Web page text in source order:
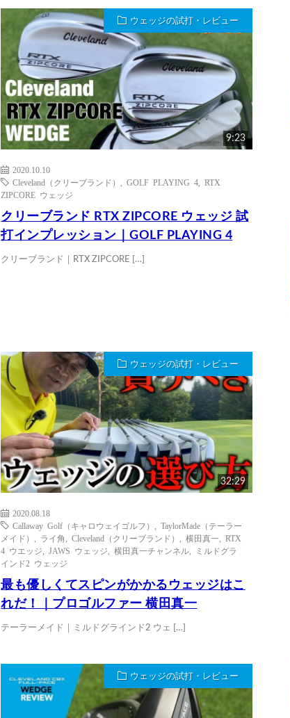
ウェッジの試打・レビュー
9:23
2020.10.10
Cleveland（クリーブランド）
,GOLF PLAYING 4 ,RTX
ZIPCORE ウェッジ
クリーブランド RTX ZIPCORE ウェッジ 試
打インプレッション｜GOLF PLAYING 4
クリーブランド｜RTX ZIPCORE […]
ウェッジの試打・レビュー
32:29
2020.08.18
Callaway Golf（キャロウェイゴルフ）
,TaylorMade（テーラー
メイド）
ライ角 ,Cleveland（クリーブランド） ,横田真一 ,RTX
4 ウエッジ
,JAWS ウェッジ ,横田真一チャンネル
ミルドグラ
インド2 ウェッジ
最も優しくてスピンがかかるウェッジはこ
れだ！｜プロゴルファー 横田真一
テーラーメイド｜ミルドグラインド2 ウェ […]
ウェッジの試打・レビュー